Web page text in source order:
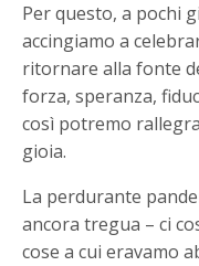
Per questo, a pochi
accingiamo a
ritornare alla fonte
forza, speranza,
così potremo
gioia.
La perdurante
ancora tregua – ci
cose a cui eravamo